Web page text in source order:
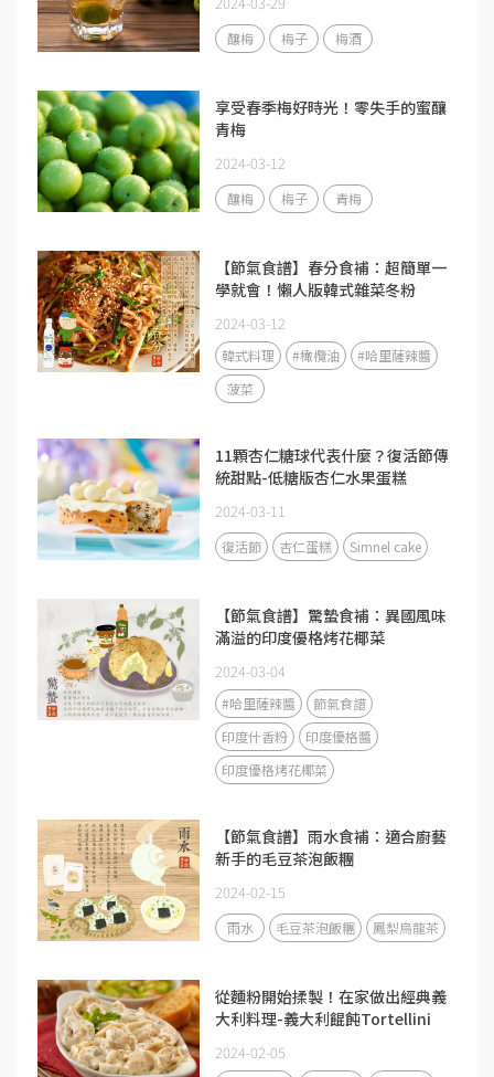
釀梅 梅子 梅酒
享受春季梅好時光！零失手的蜜釀
青梅
2024-03-12
釀梅 梅子 青梅
【節氣食譜】春分食補：超簡單一
學就會！懶人版韓式雜菜冬粉
2024-03-12
韓式料理 #橄欖油
#哈里薩辣醬
菠菜
11顆杏仁糖球代表什麼？復活節傳
統甜點-低糖版杏仁水果蛋糕
2024-03-11
復活節 杏仁蛋糕 Simnel cake
【節氣食譜】驚蟄食補：異國風味
滿溢的印度優格烤花椰菜
2024-03-04
#哈里薩辣醬
節氣食譜
印度什香粉
印度優格醬
印度優格烤花椰菜
【節氣食譜】雨水食補：適合廚藝
新手的毛豆茶泡飯糰
2024-02-15
雨水 毛豆茶泡飯糰 鳳梨烏龍茶
從麵粉開始揉製！在家做出經典義
大利料理-義大利餛飩Tortellini
2024-02-05